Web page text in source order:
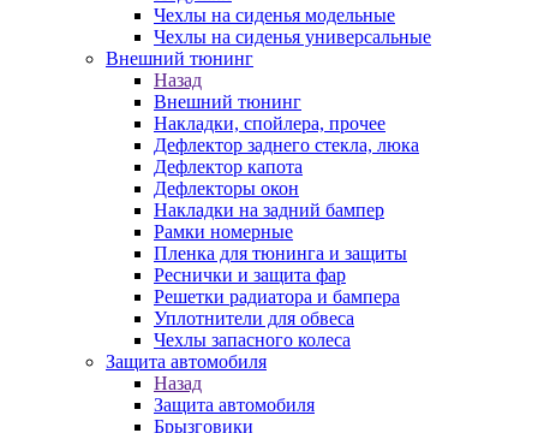
Чехлы на сиденья модельные
Чехлы на сиденья универсальные
Внешний тюнинг
Назад
Внешний тюнинг
Накладки, спойлера, прочее
Дефлектор заднего стекла, люка
Дефлектор капота
Дефлекторы окон
Накладки на задний бампер
Рамки номерные
Пленка для тюнинга и защиты
Реснички и защита фар
Решетки радиатора и бампера
Уплотнители для обвеса
Чехлы запасного колеса
Защита автомобиля
Назад
Защита автомобиля
Брызговики